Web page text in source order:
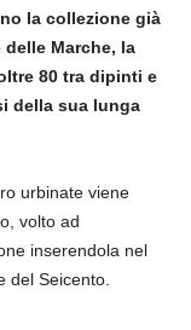
la collezione già
Marche, la
80 tra dipinti e
della sua lunga
urbinate viene
volto ad
inserendola nel
del Seicento.